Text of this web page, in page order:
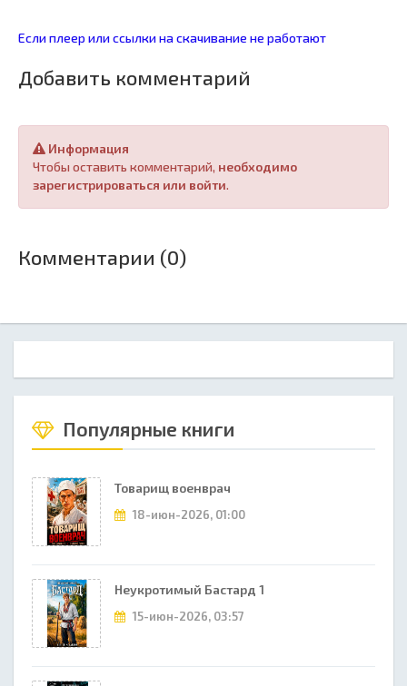
Если плеер или ссылки на скачивание не работают
Добавить комментарий
Информация
Чтобы оставить комментарий, необходимо
зарегистрироваться или войти.
Комментарии (0)
Популярные книги
Товарищ военврач
18-июн-2026, 01:00
Неукротимый Бастард 1
15-июн-2026, 03:57